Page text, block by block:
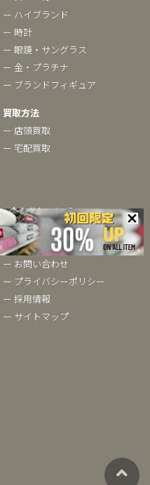
ー ハイブランド
ー 時計
ー 眼鏡・サングラス
ー 金・プラチナ
ー ブランドフィギュア
買取方法
ー 店頭買取
ー 宅配買取
ベクトルについて
ー ブランドコラム
ー 会社概要
ー お問い合わせ
ー プライバシーポリシー
ー 採用情報
ー サイトマップ